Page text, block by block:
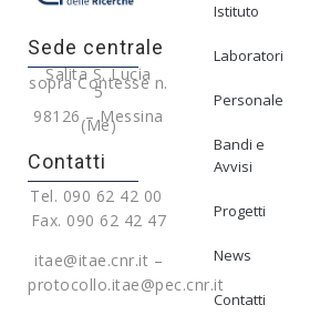
Sede centrale
Salita S. Lucia
sopra Contesse n.
5
98126 – Messina
(Me)
Contatti
Tel. 090 62 42 00
Fax. 090 62 42 47
itae@itae.cnr.it –
protocollo.itae@pec.cnr.it
Istituto
Laboratori
Personale
Bandi e
Avvisi
Progetti
News
Contatti